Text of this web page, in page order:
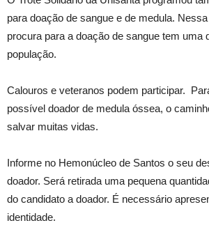
para doação de sangue e de medula.
procura para a doação de sangue tem uma
população.
Calouros e veteranos podem participar.
possível doador de medula óssea, o
salvar muitas vidas.
Informe no Hemonúcleo de Santos o seu
doador. Será retirada uma pequena
do candidato a doador. É necessário
identidade.